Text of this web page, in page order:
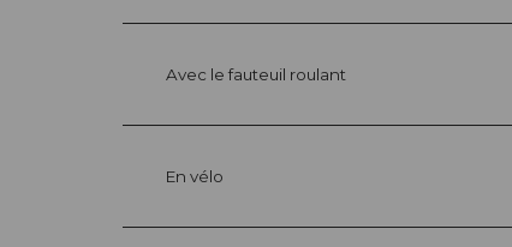
Avec le fauteuil roulant
En vélo